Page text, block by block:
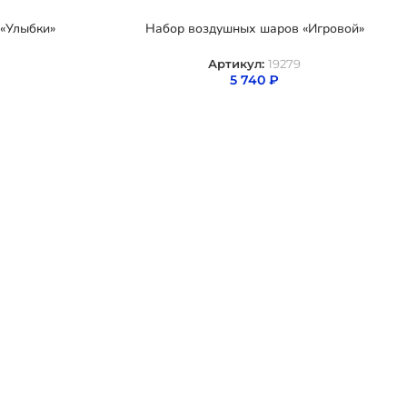
Набор воздушных шаров «Игровой»
Артикул: 19279
5 740 ₽